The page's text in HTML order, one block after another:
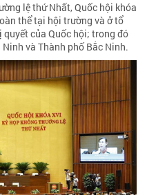
lệ thứ Nhất, Quốc hội khóa
thể tại hội trường và ở tổ
của Quốc hội; trong đó
và Thành phố Bắc Ninh.